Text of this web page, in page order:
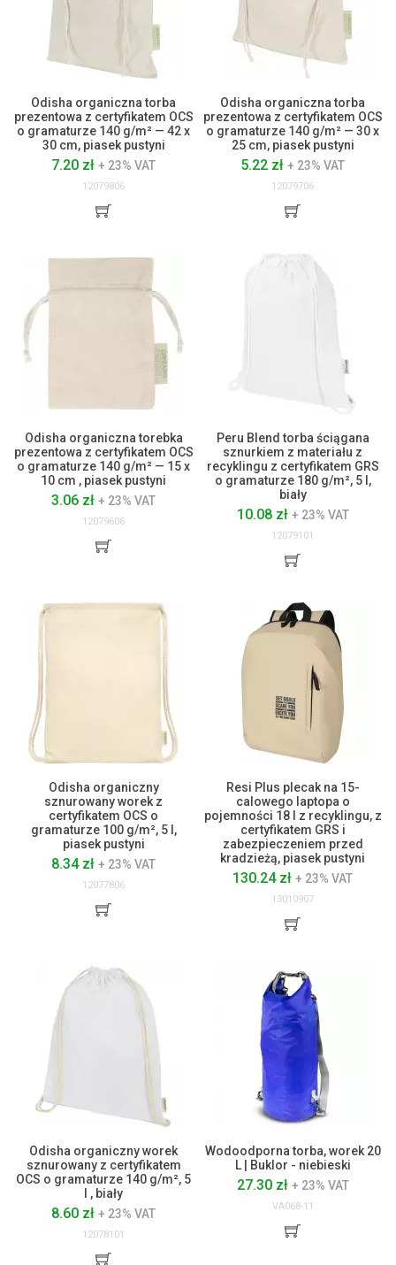
Odisha organiczna torba
prezentowa z certyfikatem OCS
o gramaturze 140 g/m² — 42 x
30 cm, piasek pustyni
7.20 zł + 23% VAT
12079806
Odisha organiczna torba
prezentowa z certyfikatem OCS
o gramaturze 140 g/m² — 30 x
25 cm, piasek pustyni
5.22 zł + 23% VAT
12079706
Odisha organiczna torebka
prezentowa z certyfikatem OCS
o gramaturze 140 g/m² — 15 x
10 cm , piasek pustyni
3.06 zł + 23% VAT
12079606
Peru Blend torba ściągana
sznurkiem z materiału z
recyklingu z certyfikatem GRS
o gramaturze 180 g/m², 5 l,
biały
10.08 zł + 23% VAT
12079101
Odisha organiczny
sznurowany worek z
certyfikatem OCS o
gramaturze 100 g/m², 5 l,
piasek pustyni
8.34 zł + 23% VAT
12077806
Resi Plus plecak na 15-
calowego laptopa o
pojemności 18 l z recyklingu, z
certyfikatem GRS i
zabezpieczeniem przed
kradzieżą, piasek pustyni
130.24 zł + 23% VAT
13010907
Odisha organiczny worek
sznurowany z certyfikatem
OCS o gramaturze 140 g/m², 5
l , biały
8.60 zł + 23% VAT
12078101
Wodoodporna torba, worek 20
L | Buklor - niebieski
27.30 zł + 23% VAT
VA068-11